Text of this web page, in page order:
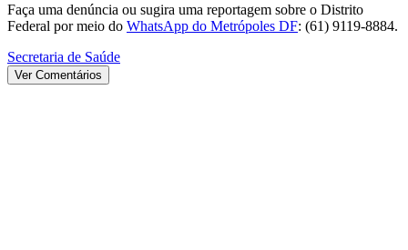
Faça uma denúncia ou sugira uma reportagem sobre o Distrito
Federal por meio do WhatsApp do Metrópoles DF: (61) 9119-8884.
Secretaria de Saúde
Ver Comentários